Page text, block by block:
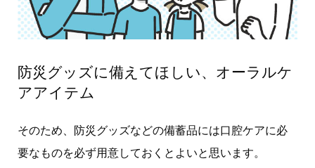
防災グッズに備えてほしい、オーラルケ
アアイテム
そのため、防災グッズなどの備蓄品には口腔ケアに必
要なものを必ず用意しておくとよいと思います。